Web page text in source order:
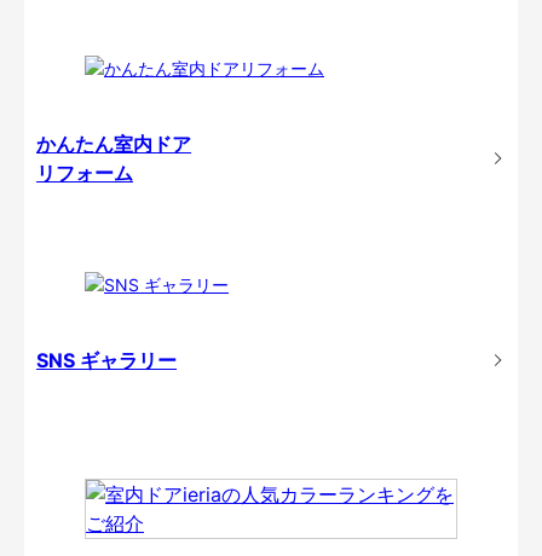
かんたん室内ドア
リフォーム
SNS ギャラリー